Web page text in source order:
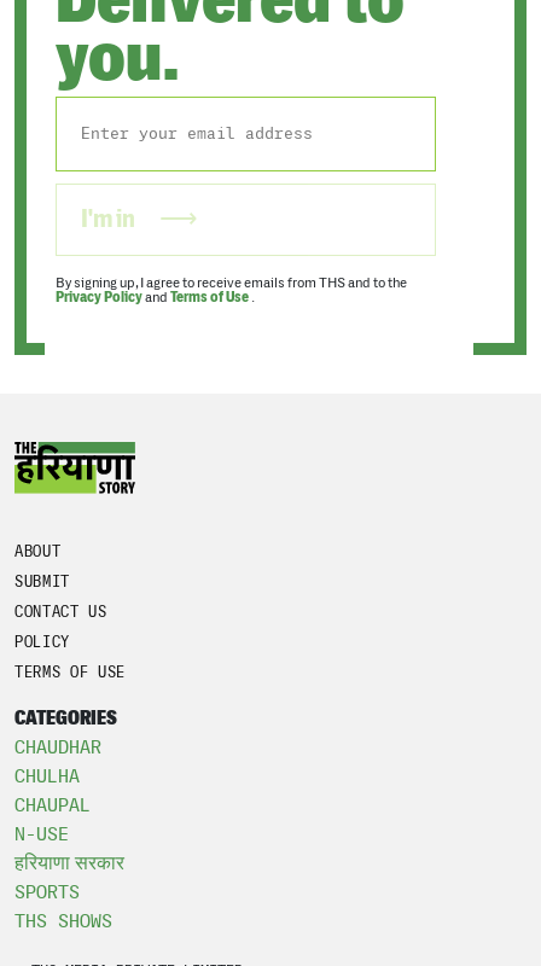
you.
I'm in
By signing up, I agree to receive emails from THS and to the
Privacy Policyand Terms of Use .
ABOUT
SUBMIT
CONTACT US
POLICY
TERMS OF USE
CATEGORIES
CHAUDHAR
CHULHA
CHAUPAL
N-USE
हरियाणा सरकार
SPORTS
THS SHOWS